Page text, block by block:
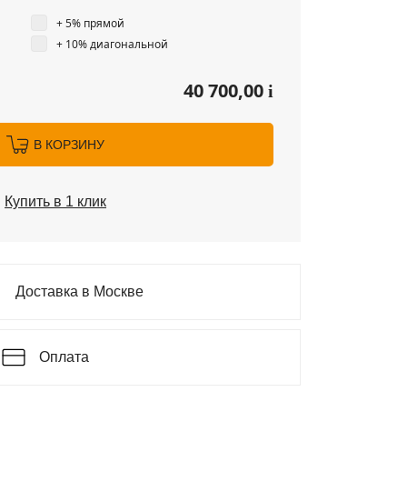
+ 5% прямой
+ 10% диагональной
40 700,00 i
В КОРЗИНУ
Купить в 1 клик
Доставка в Москве
Оплата